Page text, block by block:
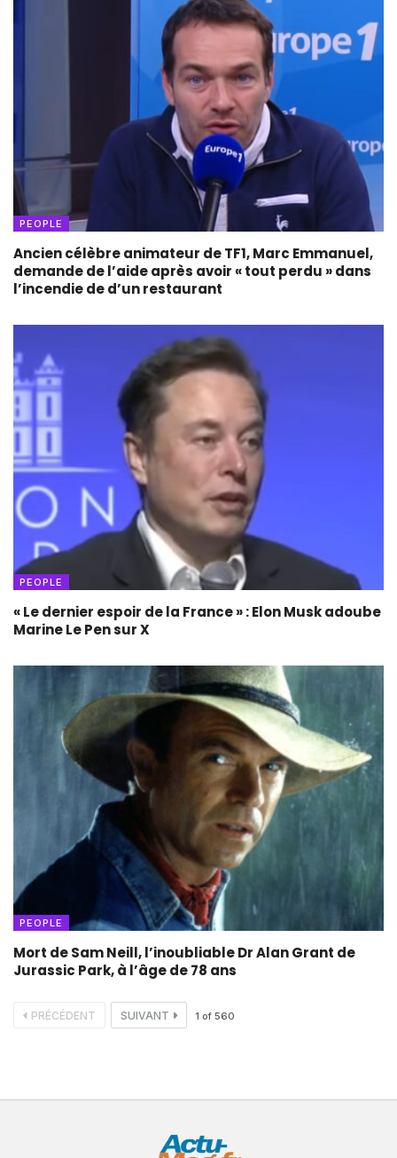
PEOPLE
Ancien célèbre animateur de TF1, Marc Emmanuel,
demande de l’aide après avoir « tout perdu » dans
l’incendie de d’un restaurant
PEOPLE
« Le dernier espoir de la France » : Elon Musk adoube
Marine Le Pen sur X
PEOPLE
Mort de Sam Neill, l’inoubliable Dr Alan Grant de
Jurassic Park, à l’âge de 78 ans
PRÉCÉDENT SUIVANT 1 of 560